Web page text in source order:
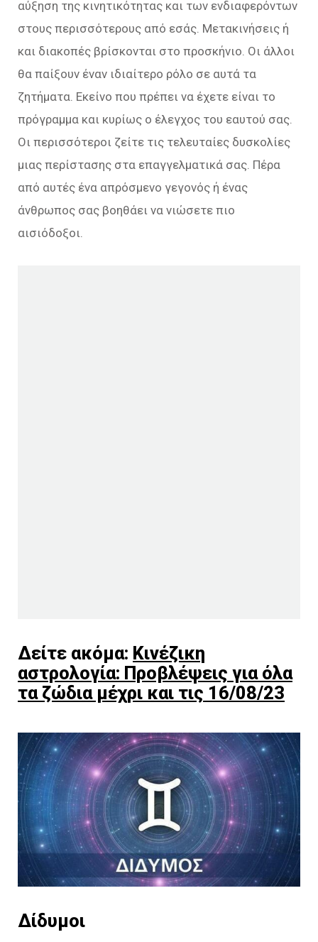
αύξηση της κινητικότητας και των ενδιαφερόντων
στους περισσότερους από εσάς. Μετακινήσεις ή
και διακοπές βρίσκονται στο προσκήνιο. Οι άλλοι
θα παίξουν έναν ιδιαίτερο ρόλο σε αυτά τα
ζητήματα. Εκείνο που πρέπει να έχετε είναι το
πρόγραμμα και κυρίως ο έλεγχος του εαυτού σας.
Οι περισσότεροι ζείτε τις τελευταίες δυσκολίες
μιας περίστασης στα επαγγελματικά σας. Πέρα
από αυτές ένα απρόσμενο γεγονός ή ένας
άνθρωπος σας βοηθάει να νιώσετε πιο
αισιόδοξοι.
Δείτε ακόμα: Κινέζικη
αστρολογία: Προβλέψεις για όλα
τα ζώδια μέχρι και τις 16/08/23
Δίδυμοι